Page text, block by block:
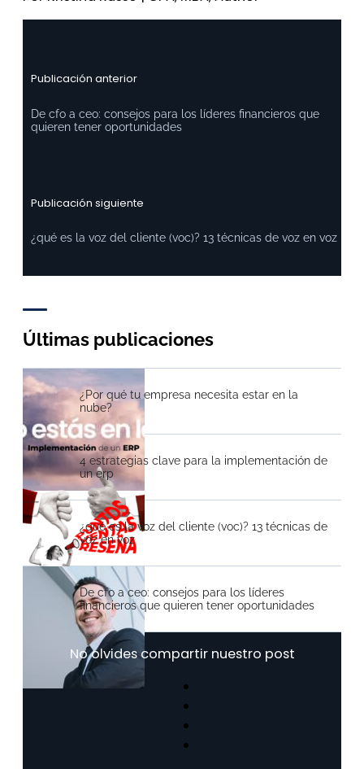
Últimas publicaciones
¿Por qué tu empresa necesita estar en la
nube?
4 estrategias clave para la implementación de
un erp
¿qué es la voz del cliente (voc)? 13 técnicas de
voz en voz
De cfo a ceo: consejos para los líderes
financieros que quieren tener oportunidades
No olvides compartir nuestro post
Publicación anterior
De cfo a ceo: consejos para los líderes financieros que
quieren tener oportunidades
Publicación siguiente
¿qué es la voz del cliente (voc)? 13 técnicas de voz en voz